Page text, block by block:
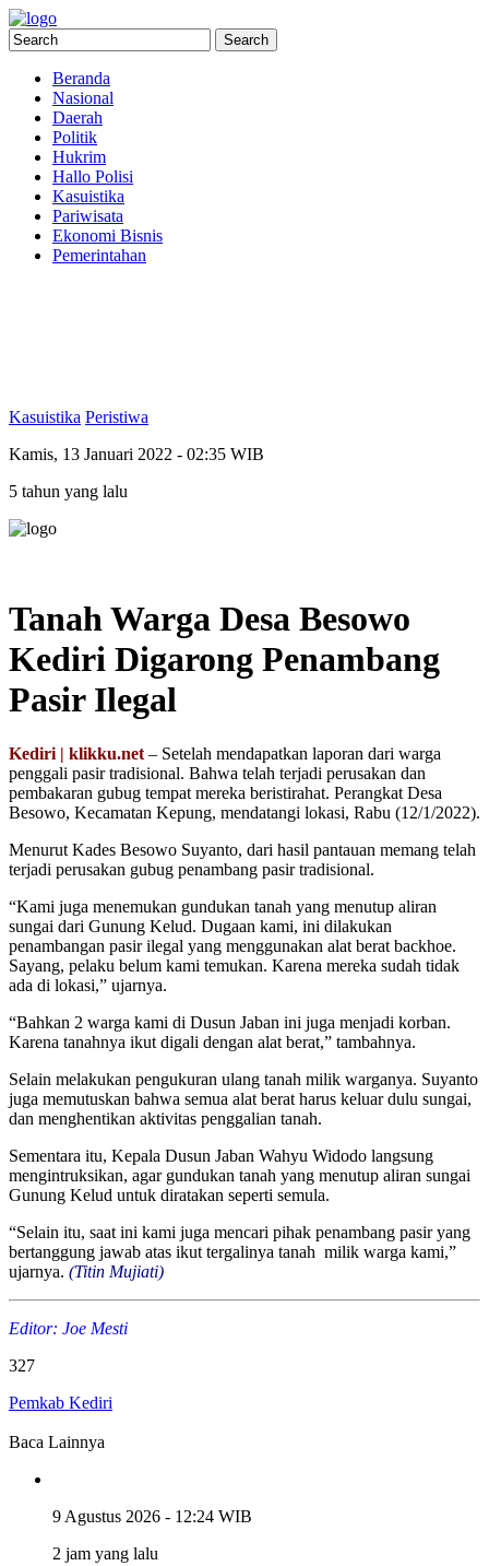
Beranda
Nasional
Daerah
Politik
Hukrim
Hallo Polisi
Kasuistika
Pariwisata
Ekonomi Bisnis
Pemerintahan
Kasuistika Peristiwa
Kamis, 13 Januari 2022 - 02:35 WIB
5 tahun yang lalu
Tanah Warga Desa Besowo
Kediri Digarong Penambang
Pasir Ilegal
Kediri | klikku.net – Setelah mendapatkan laporan dari warga
penggali pasir tradisional. Bahwa telah terjadi perusakan dan
pembakaran gubug tempat mereka beristirahat. Perangkat Desa
Besowo, Kecamatan Kepung, mendatangi lokasi, Rabu (12/1/2022).
Menurut Kades Besowo Suyanto, dari hasil pantauan memang telah
terjadi perusakan gubug penambang pasir tradisional.
“Kami juga menemukan gundukan tanah yang menutup aliran
sungai dari Gunung Kelud. Dugaan kami, ini dilakukan
penambangan pasir ilegal yang menggunakan alat berat backhoe.
Sayang, pelaku belum kami temukan. Karena mereka sudah tidak
ada di lokasi,” ujarnya.
“Bahkan 2 warga kami di Dusun Jaban ini juga menjadi korban.
Karena tanahnya ikut digali dengan alat berat,” tambahnya.
Selain melakukan pengukuran ulang tanah milik warganya. Suyanto
juga memutuskan bahwa semua alat berat harus keluar dulu sungai,
dan menghentikan aktivitas penggalian tanah.
Sementara itu, Kepala Dusun Jaban Wahyu Widodo langsung
mengintruksikan, agar gundukan tanah yang menutup aliran sungai
Gunung Kelud untuk diratakan seperti semula.
“Selain itu, saat ini kami juga mencari pihak penambang pasir yang
bertanggung jawab atas ikut tergalinya tanah milik warga kami,”
ujarnya. (Titin Mujiati)
Editor: Joe Mesti
327
Pemkab Kediri
Baca Lainnya
9 Agustus 2026 - 12:24 WIB
2 jam yang lalu